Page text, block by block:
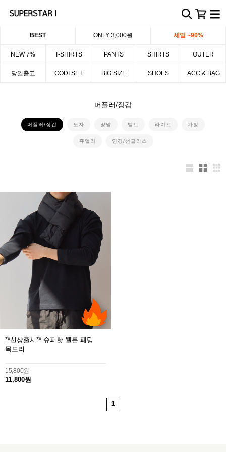
BEST ONLY 3,000원 세일 ~90%
NEW 7% T-SHIRTS PANTS SHIRTS OUTER
당일출고 CODI SET BIG SIZE SHOES ACC & BAG
머플러/장갑
머플러/장갑 모자 양말 벨트 라이프 가방
쥬얼리 안경/선글라스
**신상출시** 슈퍼핫 웰론 패딩
목도리
15,800원
11,800원
1